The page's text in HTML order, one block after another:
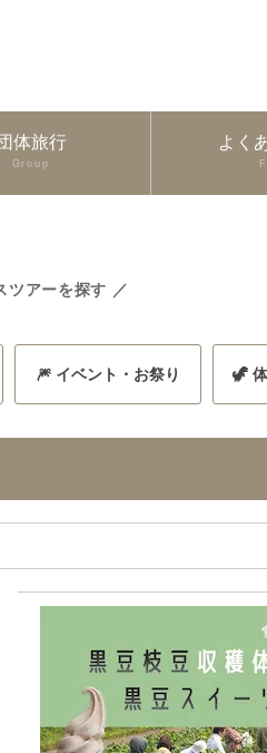
体旅行
Group
よく
ツアーを探す ／
🎆 イベント・お祭り 🦖